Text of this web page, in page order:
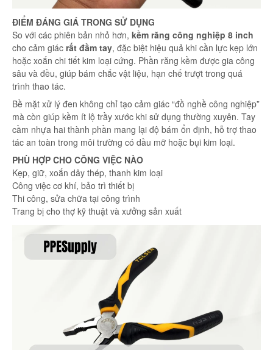
ĐIỂM ĐÁNG GIÁ TRONG SỬ DỤNG
So với các phiên bản nhỏ hơn, kềm răng công nghiệp 8 inch
cho cảm giác rất đầm tay, đặc biệt hiệu quả khi cần lực kẹp lớn
hoặc xoắn chi tiết kim loại cứng. Phần răng kềm được gia công
sâu và đều, giúp bám chắc vật liệu, hạn chế trượt trong quá
trình thao tác.
Bề mặt xử lý đen không chỉ tạo cảm giác “đồ nghề công nghiệp”
mà còn giúp kềm ít lộ trầy xước khi sử dụng thường xuyên. Tay
cầm nhựa hai thành phần mang lại độ bám ổn định, hỗ trợ thao
tác an toàn trong môi trường có dầu mỡ hoặc bụi kim loại.
PHÙ HỢP CHO CÔNG VIỆC NÀO
Kẹp, giữ, xoắn dây thép, thanh kim loại
Công việc cơ khí, bảo trì thiết bị
Thi công, sửa chữa tại công trình
Trang bị cho thợ kỹ thuật và xưởng sản xuất